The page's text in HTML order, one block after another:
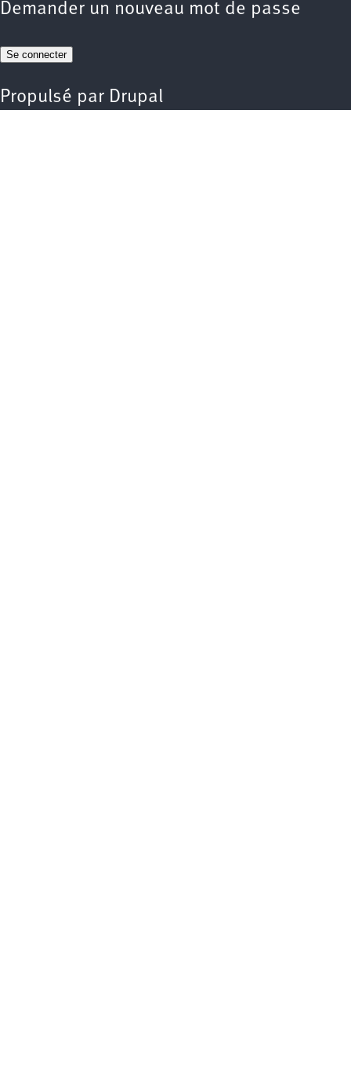
Demander un nouveau mot de passe
Propulsé par Drupal